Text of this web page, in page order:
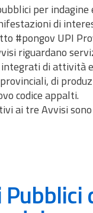
per
di
#pongov UPI
riguardano
di attività
di
codice appalti.
ai tre Avvisi